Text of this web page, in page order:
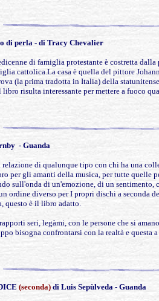
di perla - di Tracy Chevalier
di famiglia protestante è costretta
cattolica.La casa è quella del pittore
(la prima tradotta in Italia) della
risulta interessante per mettere a fuoco
- Guanda
di qualunque tipo con chi ha una
per gli amanti della musica, per tutte quelle
sull'onda di un'emozione, di un sentimento,
ordine diverso per I propri dischi a
questo è il libro adatto.
seri, legàmi, con le persone che si
bisogna confrontarsi con la realtà e
(seconda) di Luis Sepùlveda - Guanda